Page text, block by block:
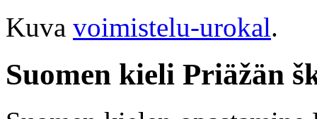
Kuva voimistelu-urokal.
Suomen kieli Priäžän